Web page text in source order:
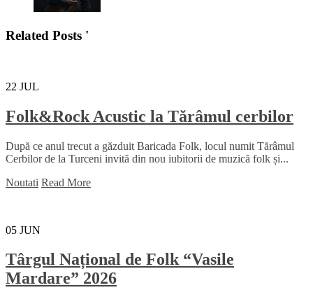
Related Posts '
22 JUL
Folk&Rock Acustic la Tărâmul cerbilor
După ce anul trecut a găzduit Baricada Folk, locul numit Tărâmul
Cerbilor de la Turceni invită din nou iubitorii de muzică folk și...
Noutati Read More
05 JUN
Târgul Național de Folk “Vasile
Mardare” 2026